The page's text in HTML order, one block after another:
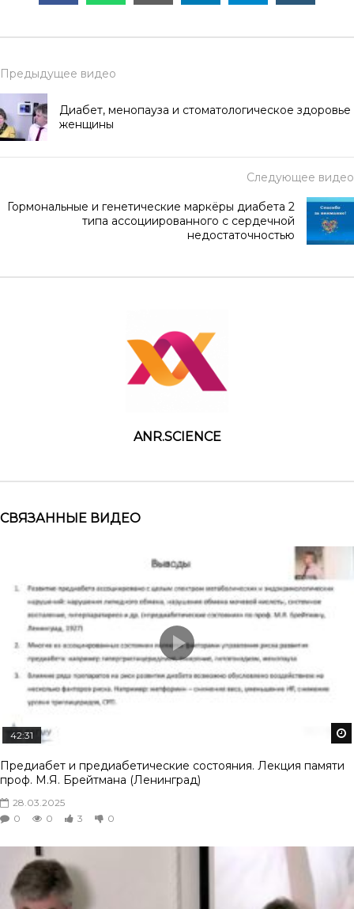
Предыдущее видео
Диабет, менопауза и стоматологическое здоровье
женщины
Следующее видео
Гормональные и генетические маркёры диабета 2
типа ассоциированного с сердечной
недостаточностью
ANR.SCIENCE
СВЯЗАННЫЕ ВИДЕО
42:31
Предиабет и предиабетические состояния. Лекция памяти
проф. М.Я. Брейтмана (Ленинград)
28.03.2025
0
0 3 0